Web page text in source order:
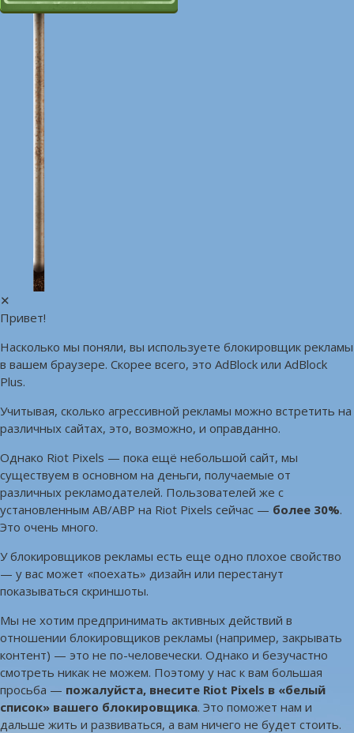
✕
Привет!
Насколько мы поняли, вы используете блокировщик рекламы
в вашем браузере. Скорее всего, это AdBlock или AdBlock
Plus.
Учитывая, сколько агрессивной рекламы можно встретить на
различных сайтах, это, возможно, и оправданно.
Однако Riot Pixels — пока ещё небольшой сайт, мы
существуем в основном на деньги, получаемые от
различных рекламодателей. Пользователей же с
установленным AB/ABP на Riot Pixels сейчас — более 30%.
Это очень много.
У блокировщиков рекламы есть еще одно плохое свойство
— у вас может «поехать» дизайн или перестанут
показываться скриншоты.
Мы не хотим предпринимать активных действий в
отношении блокировщиков рекламы (например, закрывать
контент) — это не по-человечески. Однако и безучастно
смотреть никак не можем. Поэтому у нас к вам большая
просьба — пожалуйста, внесите Riot Pixels в «белый
список» вашего блокировщика. Это поможет нам и
дальше жить и развиваться, а вам ничего не будет стоить.